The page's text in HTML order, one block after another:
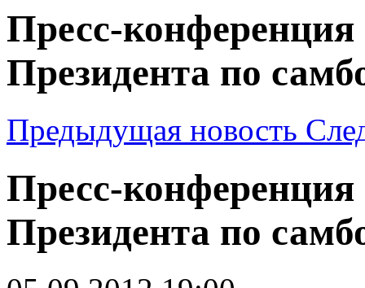
Пресс-
Президента по
Предыдущая новость
Пресс-
Президента по